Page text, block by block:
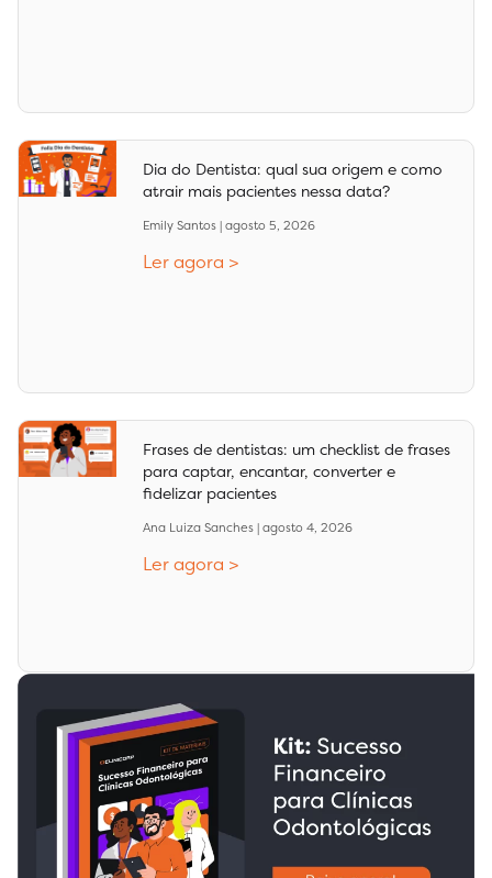
Dia do Dentista: qual sua origem e como
atrair mais pacientes nessa data?
Emily Santos agosto 5, 2026
Ler agora >
Frases de dentistas: um checklist de frases
para captar, encantar, converter e
fidelizar pacientes
Ana Luiza Sanches agosto 4, 2026
Ler agora >